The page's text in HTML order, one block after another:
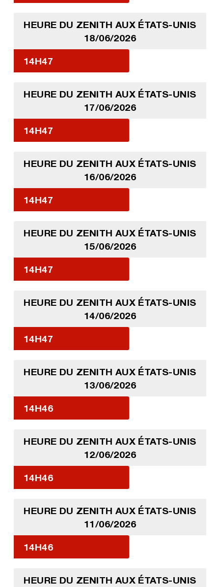
HEURE DU ZENITH AUX ÉTATS-UNIS
18/06/2026
14H47
HEURE DU ZENITH AUX ÉTATS-UNIS
17/06/2026
14H47
HEURE DU ZENITH AUX ÉTATS-UNIS
16/06/2026
14H47
HEURE DU ZENITH AUX ÉTATS-UNIS
15/06/2026
14H47
HEURE DU ZENITH AUX ÉTATS-UNIS
14/06/2026
14H47
HEURE DU ZENITH AUX ÉTATS-UNIS
13/06/2026
14H46
HEURE DU ZENITH AUX ÉTATS-UNIS
12/06/2026
14H46
HEURE DU ZENITH AUX ÉTATS-UNIS
11/06/2026
14H46
HEURE DU ZENITH AUX ÉTATS-UNIS